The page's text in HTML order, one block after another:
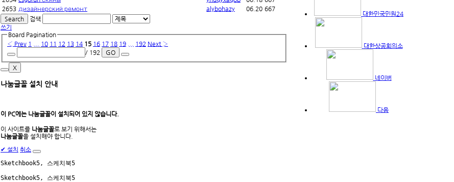
2653 дизайнерский ремонт alybohazy 06.20 667
Search
검색
쓰기
Board Pagination
‹ Prev 1 10 11 12 13 14 15 16 17 18 19 192 Next ›
/ 192
GO
X
나눔글꼴 설치 안내
이 PC에는 나눔글꼴이 설치되어 있지 않습니다.
이 사이트를 나눔글꼴로 보기 위해서는
나눔글꼴을 설치해야 합니다.
✔ 설치 취소
Sketchbook5, 스케치북5
Sketchbook5, 스케치북5
대한민국민원24
대한상공회의소
네이버
다음